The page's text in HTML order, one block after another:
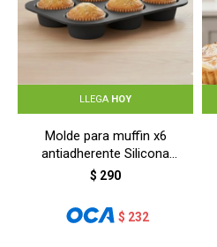
LLEGA HOY
Molde para muffin x6
antiadherente Silicona
27,5x18,5x3,5 cm - GRIS
$ 290
$ 232